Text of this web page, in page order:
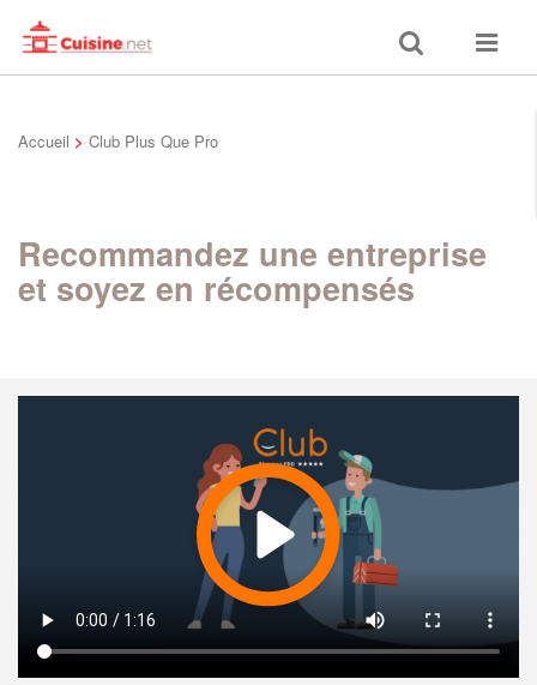
Toggle
search
Toggle
Accueil > Club Plus Que Pro
Recommandez une entreprise
et soyez en récompensés